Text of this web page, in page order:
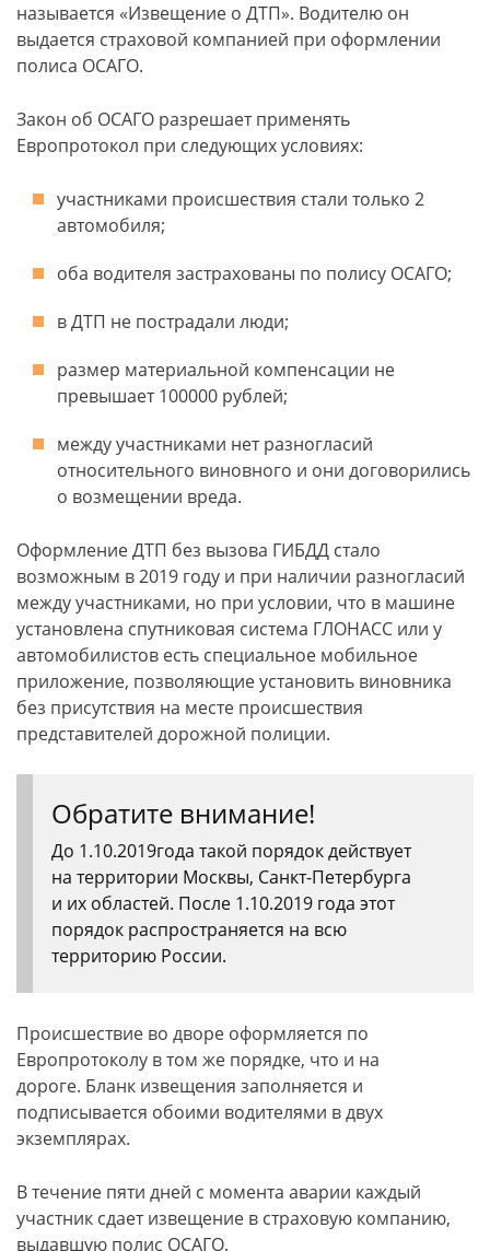
называется «Извещение о ДТП». Водителю он
выдается страховой компанией при оформлении
полиса ОСАГО.
Закон об ОСАГО разрешает применять
Европротокол при следующих условиях:
участниками происшествия стали только 2
автомобиля;
оба водителя застрахованы по полису ОСАГО;
в ДТП не пострадали люди;
размер материальной компенсации не
превышает 100000 рублей;
между участниками нет разногласий
относительного виновного и они договорились
о возмещении вреда.
Оформление ДТП без вызова ГИБДД стало
возможным в 2019 году и при наличии разногласий
между участниками, но при условии, что в машине
установлена спутниковая система ГЛОНАСС или у
автомобилистов есть специальное мобильное
приложение, позволяющие установить виновника
без присутствия на месте происшествия
представителей дорожной полиции.
Обратите внимание!
До 1.10.2019года такой порядок действует
на территории Москвы, Санкт-Петербурга
и их областей. После 1.10.2019 года этот
порядок распространяется на всю
территорию России.
Происшествие во дворе оформляется по
Европротоколу в том же порядке, что и на
дороге. Бланк извещения заполняется и
подписывается обоими водителями в двух
экземплярах.
В течение пяти дней с момента аварии каждый
участник сдает извещение в страховую компанию,
выдавшую полис ОСАГО.